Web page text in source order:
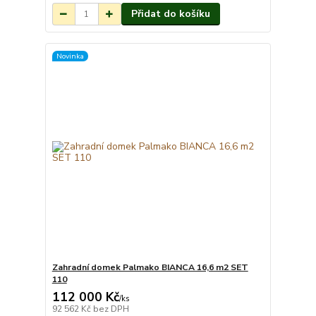
Přidat do košíku
Novinka
Zahradní domek Palmako BIANCA 16,6 m2 SET
110
112 000 Kč/ks
92 562 Kč bez DPH